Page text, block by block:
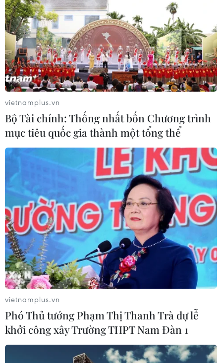
vietnamplus.vn
Bộ Tài chính: Thống nhất bốn Chương trình
mục tiêu quốc gia thành một tổng thể
vietnamplus.vn
Phó Thủ tướng Phạm Thị Thanh Trà dự lễ
khởi công xây Trường THPT Nam Đàn 1